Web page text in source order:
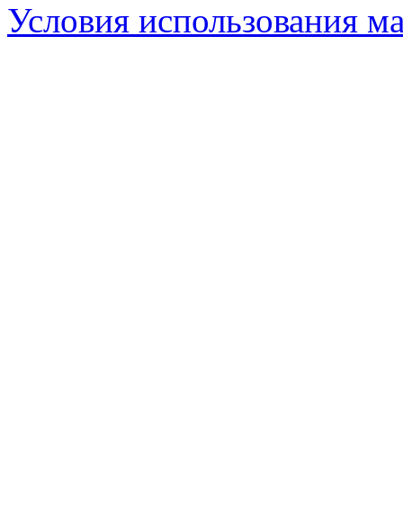
Условия использования